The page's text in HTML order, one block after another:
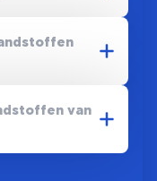
tien jaar
voor het
binnenvaart
En
van